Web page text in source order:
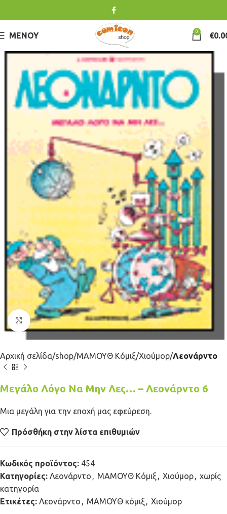
ΜΕΝΟΎ 0 €
Κλικ για μεγέθυνση
Αρχική σελίδα shop ΜΑΜΟΥΘ Κόμιξ Χιούμορ Λεονάρντο
Μεγάλο Λόγο Να Μην Λες… – Λεονάρντο 6
Μια μεγάλη για την εποχή μας εφεύρεση.
Πρόσθήκη στην λίστα επιθυμιών
Κωδικός προϊόντος: 454
Κατηγορίες: Λεονάρντο ΜΑΜΟΥΘ Κόμιξ Χιούμορ
χωρίς
κατηγορία
Ετικέτες: Λεονάρντο ΜΑΜΟΥΘ κόμιξ
Χιούμορ